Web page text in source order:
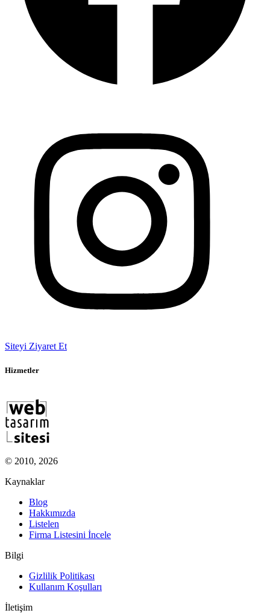
Siteyi Ziyaret Et
Hizmetler
© 2010, 2026
Kaynaklar
Blog
Hakkımızda
Listelen
Firma Listesini İncele
Bilgi
Gizlilik Politikası
Kullanım Koşulları
İletişim